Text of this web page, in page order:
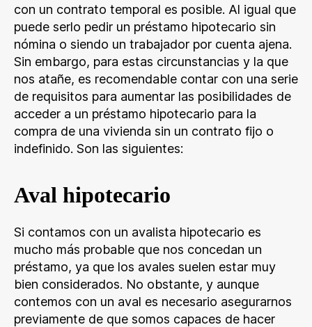
con un contrato temporal es posible. Al igual que
puede serlo pedir un préstamo hipotecario sin
nómina o siendo un trabajador por cuenta ajena.
Sin embargo, para estas circunstancias y la que
nos atañe, es recomendable contar con una serie
de requisitos para aumentar las posibilidades de
acceder a un préstamo hipotecario para la
compra de una vivienda sin un contrato fijo o
indefinido. Son las siguientes:
Aval hipotecario
Si contamos con un avalista hipotecario es
mucho más probable que nos concedan un
préstamo, ya que los avales suelen estar muy
bien considerados. No obstante, y aunque
contemos con un aval es necesario asegurarnos
previamente de que somos capaces de hacer